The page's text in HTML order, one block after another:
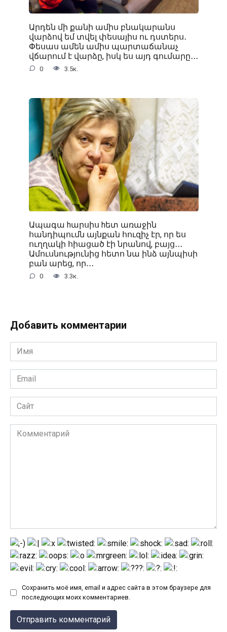
Արդեն մի քանի ամիս բնակարանս
վարձով եմ տվել փեսայիս ու դստերս․
Փեսաս ամեն ամիս պարտաճանաչ
վճարում է վարձը, իսկ ես այդ գումարը․․․
0 3.5к.
Ապագա hարսիս hետ առաջին
հանդիպումն այնքան հուզիչ էր, որ ես
ուղղակի հիացած էի նրանով, բայց․․․
Ամուսնությունից հետո նա ինձ այնպիսի
բան արեց, որ․․․
0 3.3к.
Добавить комментарии
Имя
*
Email
*
Сайт
Комментарий
Сохранить моё имя, email и адрес сайта в этом браузере для
последующих моих комментариев.